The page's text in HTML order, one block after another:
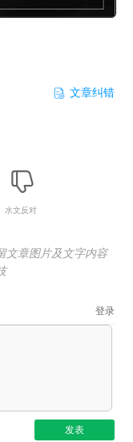
文章纠错
水文反对
文章图片及文字内容
登录